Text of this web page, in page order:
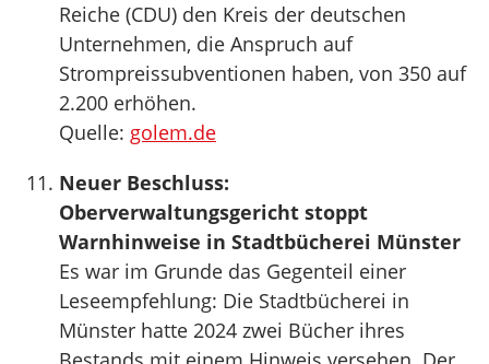
Reiche (CDU) den Kreis der deutschen
Unternehmen, die Anspruch auf
Strompreissubventionen haben, von 350 auf
2.200 erhöhen.
Quelle: golem.de
Neuer Beschluss:
Oberverwaltungsgericht stoppt
Warnhinweise in Stadtbücherei Münster
Es war im Grunde das Gegenteil einer
Leseempfehlung: Die Stadtbücherei in
Münster hatte 2024 zwei Bücher ihres